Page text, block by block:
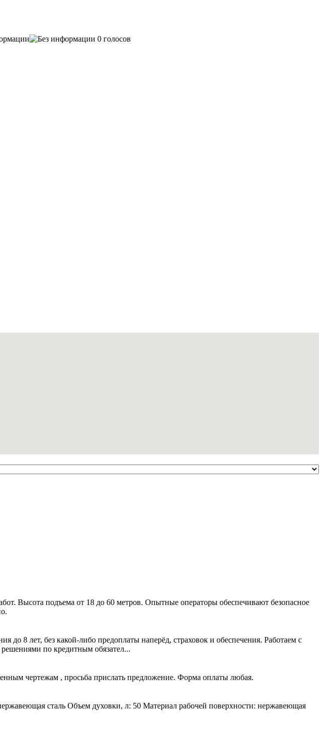
0 голосов
Высота подъема от 18 до 60 метров. Опытные операторы обеспечивают безопасное
8 лет, без какой-либо предоплаты наперёд, страховок и обеспечения. Работаем с
по кредитным обязател...
чертежам , просьба прислать предложение. Форма оплаты любая.
сталь Объем духовки, л: 50 Материал рабочей поверхности: нержавеющая